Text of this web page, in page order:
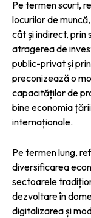
Pe termen scurt,
locurilor de
cât și indirect, prin
atragerea de
public-privat și
preconizează o
capacităților de
bine economia
internaționale.
Pe termen lung,
diversificarea
sectoarele
dezvoltare în
digitalizarea și